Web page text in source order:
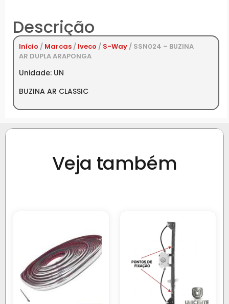
Descrição
Início / Marcas / Iveco / S-Way / SSN024 – BUZINA
AR DUPLA ARAPONGA
Unidade: UN
BUZINA AR CLASSIC
Veja também